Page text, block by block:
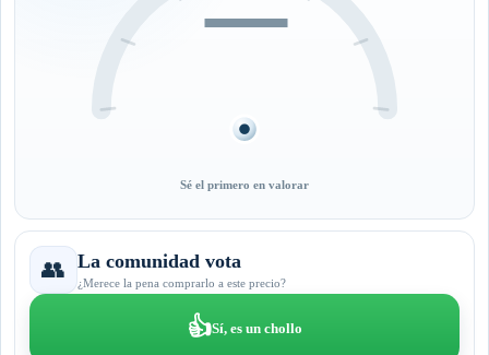
Sé el primero en valorar
👥 La comunidad vota
¿Merece la pena comprarlo a este precio?
👍Sí, es un chollo